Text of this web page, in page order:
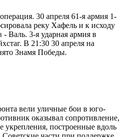
30 апреля 61-я армия 1-
реку Хафель и к исходу
Валь. 3-я ударная армия в
В 21:30 30 апреля на
Знамя Победы.
вели уличные бои в юго-
оказывал сопротивление,
укрепления, построенные вдоль